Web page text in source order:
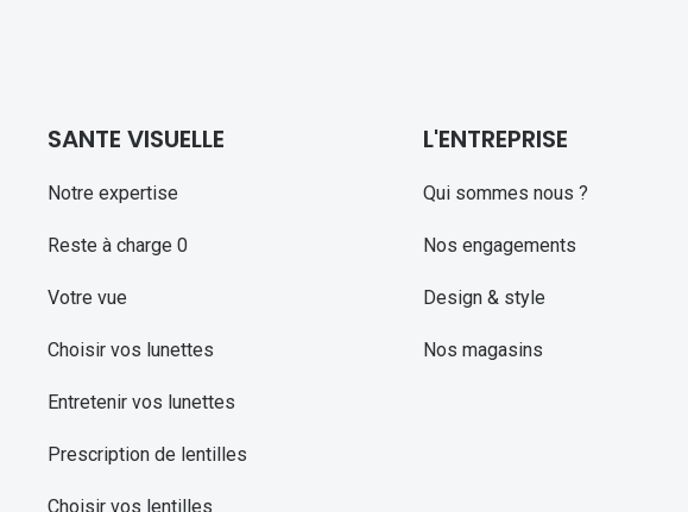
SANTE VISUELLE
Notre expertise
Reste à charge 0
Votre vue
Choisir vos lunettes
Entretenir vos lunettes
Prescription de lentilles
Choisir vos lentilles
L'ENTREPRISE
Qui sommes nous ?
Nos engagements
Design & style
Nos magasins